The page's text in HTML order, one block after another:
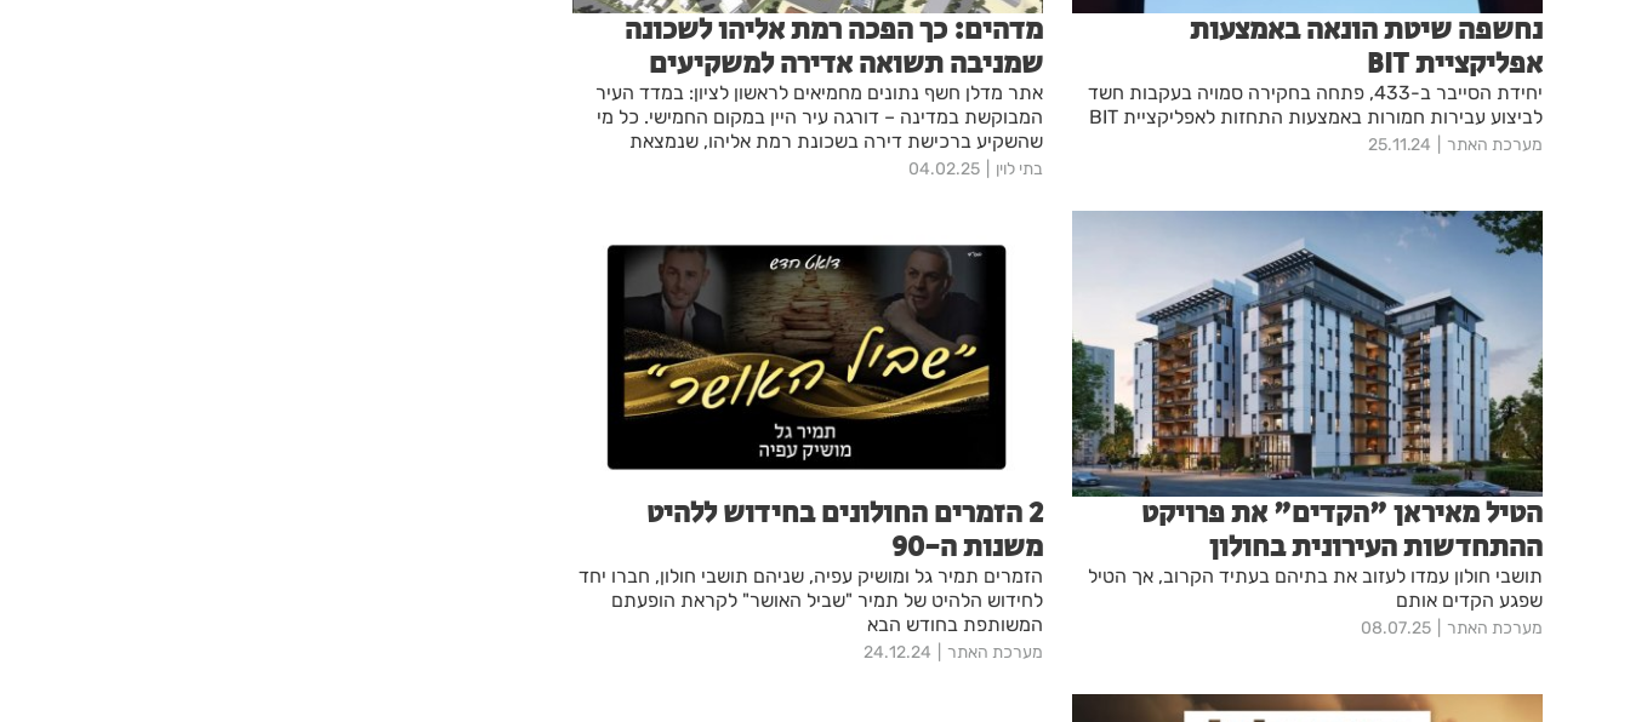
נחשפה שיטת הונאה באמצעות
אפליקציית BIT
יחידת הסייבר ב-433, פתחה בחקירה סמויה בעקבות חשד
לביצוע עבירות חמורות באמצעות התחזות לאפליקציית BIT
מערכת האתר 25.11.24
מדהים: כך הפכה רמת אליהו לשכונה
שמניבה תשואה אדירה למשקיעים
אתר מדלן חשף נתונים מחמיאים לראשון לציון: במדד העיר
המבוקשת במדינה – דורגה עיר היין במקום החמישי. כל מי
שהשקיע ברכישת דירה בשכונת רמת אליהו, שנמצאת
בתנופת בנייה אדירה, הניב בחמש השנים האחרונות תשואה
בתי לוין 04.02.25
הטיל מאיראן "הקדים" את פרויקט
ההתחדשות העירונית בחולון
תושבי חולון עמדו לעזוב את בתיהם בעתיד הקרוב, אך הטיל
שפגע הקדים אותם
מערכת האתר 08.07.25
2 הזמרים החולונים בחידוש ללהיט
משנות ה-90
הזמרים תמיר גל ומושיק עפיה, שניהם תושבי חולון, חברו יחד
לחידוש הלהיט של תמיר "שביל האושר" לקראת הופעתם
המשותפת בחודש הבא
מערכת האתר 24.12.24